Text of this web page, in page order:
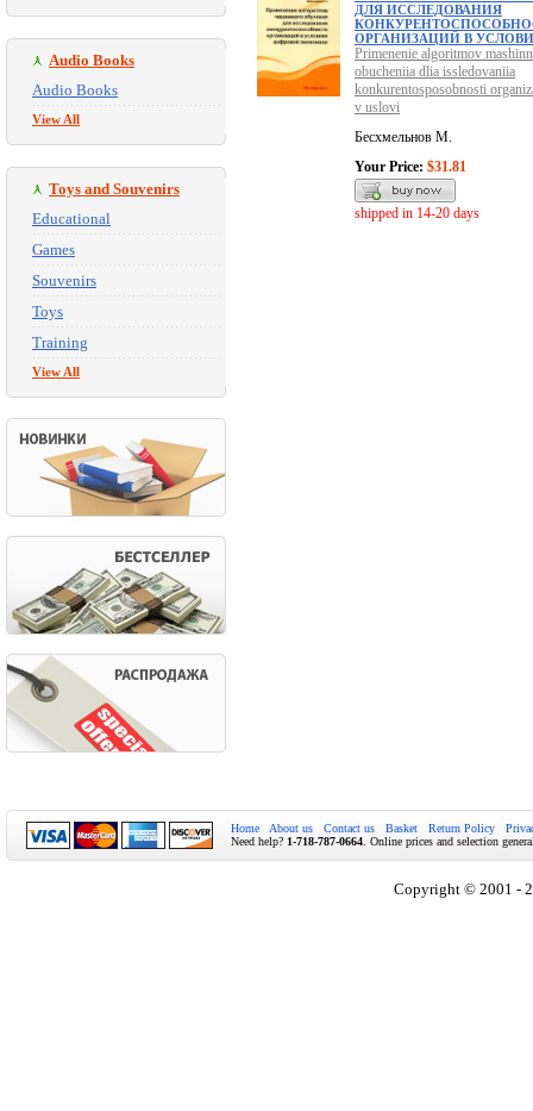
Audio Books
Audio Books
View All
Toys and Souvenirs
Educational
Games
Souvenirs
Toys
Training
View All
ДЛЯ ИССЛЕДОВАНИЯ
ОРГАНИЗАЦИЙ В УСЛОВИ
Primenenie algoritmov
obucheniia dlia issledovaniia
konkurentosposobnosti
v uslovi
Бесхмельнов М.
Your Price: $31.81
shipped in 14-20 days
Home About us Contact us Basket Return Policy
Need help? 1-718-787-0664 . Online prices and selection
Copyright © 2001 -